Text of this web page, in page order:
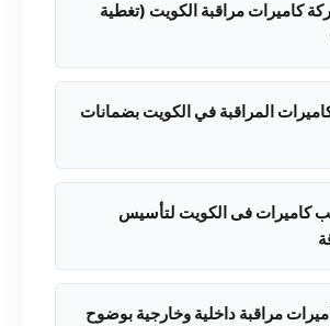
كاميرات مراقبة الكويت (تغطية
المراقبة في الكويت بضمانات
كاميرات فى الكويت لتأسيس
مراقبة داخلية وخارجية بوضوح